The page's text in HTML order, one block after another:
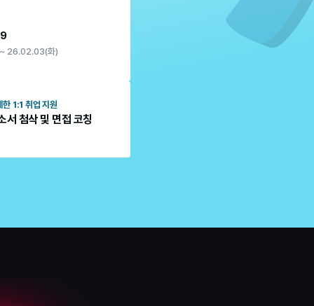
26.02.03(화)
한 1:1 취업 지원
서 첨삭 및 면접 코칭